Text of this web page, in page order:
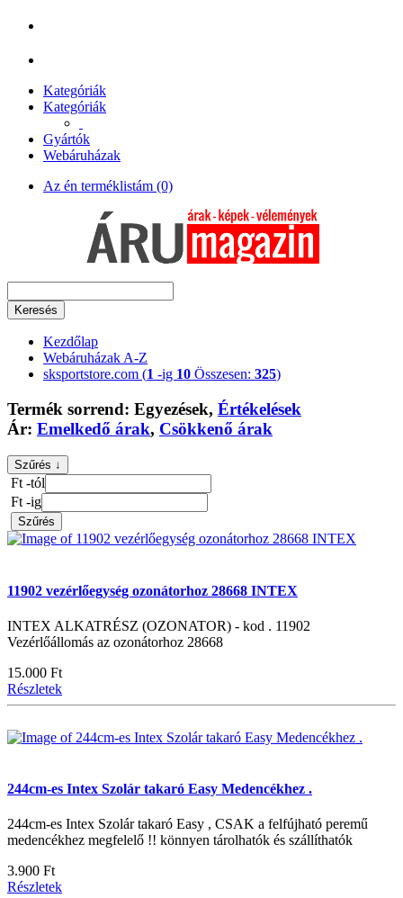
Kategóriák
Kategóriák
Gyártók
Webáruházak
Az én terméklistám (0)
Keresés
Kezdőlap
Webáruházak A-Z
sksportstore.com (1 -ig 10 Összesen: 325)
Termék sorrend: Egyezések, Értékelések
Ár: Emelkedő árak, Csökkenő árak
Szűrés ↓
Ft -tól
Ft -ig
Szűrés
11902 vezérlőegység ozonátorhoz 28668 INTEX
INTEX ALKATRÉSZ (OZONATOR) - kod . 11902
Vezérlőállomás az ozonátorhoz 28668
15.000 Ft
Részletek
244cm-es Intex Szolár takaró Easy Medencékhez .
244cm-es Intex Szolár takaró Easy , CSAK a felfújható peremű
medencékhez megfelelő !! könnyen tárolhatók és szállíthatók
3.900 Ft
Részletek